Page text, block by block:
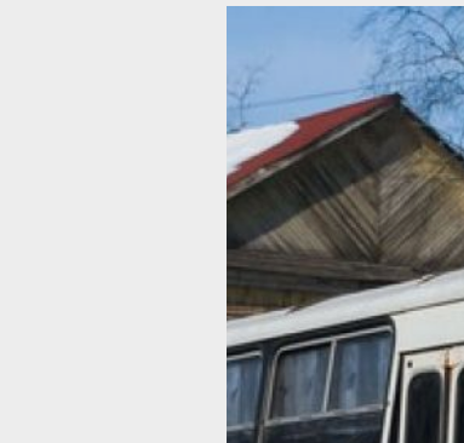
13
перевозки
по трём
в
крае
Перевозчик не выполнил
Фото:Ольга Цыкарева